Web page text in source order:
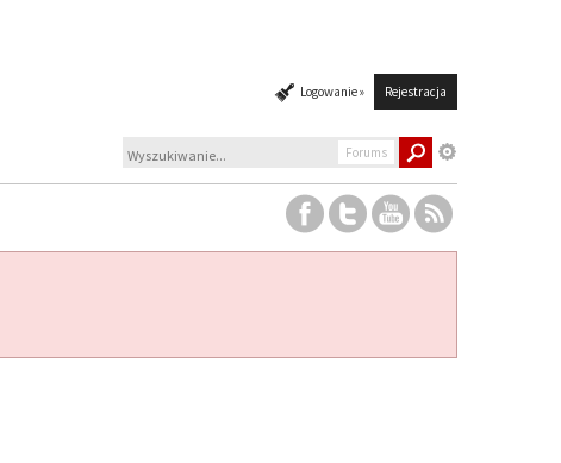
Logowanie » Rejestracja
Forums